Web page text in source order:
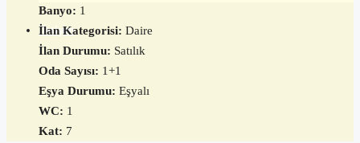
İletişim
Banyo: 1
İlan Kategorisi: Daire
İlan Durumu: Satılık
Oda Sayısı: 1+1
Eşya Durumu: Eşyalı
WC: 1
Kat: 7